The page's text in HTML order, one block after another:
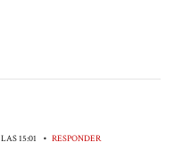
15:01 • RESPONDER